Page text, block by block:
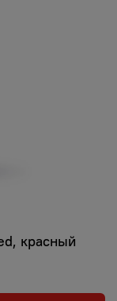
красный